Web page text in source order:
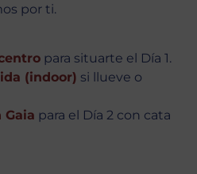
por ti.
para situarte el Día 1.
(indoor) si llueve o
Gaia para el Día 2 con cata